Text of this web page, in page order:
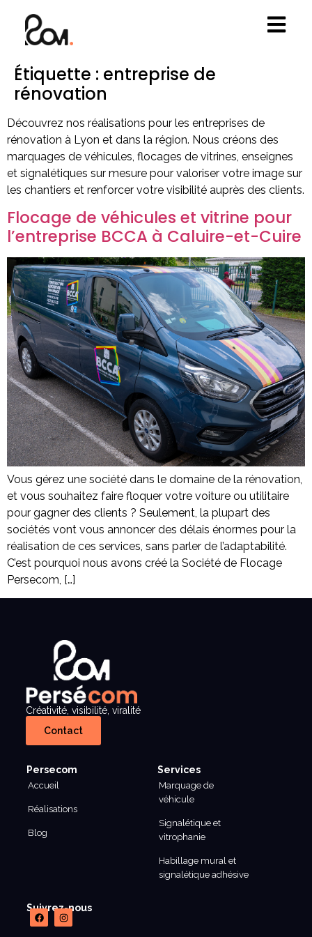
Étiquette : entreprise de
rénovation
Découvrez nos réalisations pour les entreprises de
rénovation à Lyon et dans la région. Nous créons des
marquages de véhicules, flocages de vitrines, enseignes
et signalétiques sur mesure pour valoriser votre image sur
les chantiers et renforcer votre visibilité auprès des clients.
Flocage de véhicules et vitrine pour
l’entreprise BCCA à Caluire-et-Cuire
Vous gérez une société dans le domaine de la rénovation,
et vous souhaitez faire floquer votre voiture ou utilitaire
pour gagner des clients ? Seulement, la plupart des
sociétés vont vous annoncer des délais énormes pour la
réalisation de ces services, sans parler de l’adaptabilité.
C’est pourquoi nous avons créé la Société de Flocage
Persecom, […]
Créativité, visibilité, viralité
Contact
Persecom
Accueil
Réalisations
Blog
Services
Marquage de
véhicule
Signalétique et
vitrophanie
Habillage mural et
signalétique adhésive
Suivrez-nous